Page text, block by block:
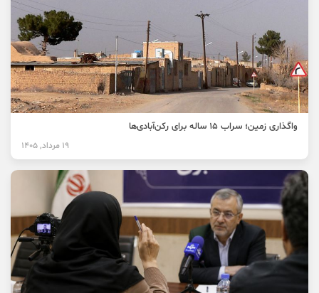
واگذاری زمین؛ سراب ۱۵ ساله برای رکن‌آبادی‌ها
19 مرداد, 1405